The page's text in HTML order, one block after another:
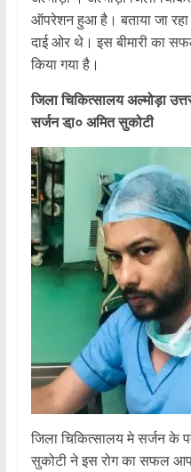
ऑपरेशन हुआ है। बताया जा रहा
दाई ओर थे। इस बीमारी का
किया गया है।
जिला चिकित्सालय अल्मोड़ा
सर्जन डा़० अमित सुकोटी
जिला चिकित्सालय मे सर्जन के
सुकोटी ने इस रोग का सफल